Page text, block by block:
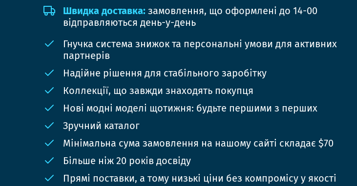
Швидка доставка: замовлення, що оформлені до 14-00
відправляються день-у-день
Гнучка система знижок та персональні умови для активних
партнерів
Надійне рішення для стабільного заробітку
Коллекції, що завжди знаходять покупця
Нові модні моделі щотижня: будьте першими з перших
Зручний каталог
Мінімальна сума замовлення на нашому сайті складає $70
Більше ніж 20 років досвіду
Прямі поставки, а тому низькі ціни без компромісу у якості